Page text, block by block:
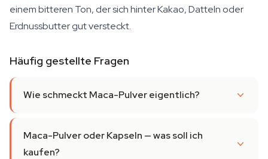
einem bitteren Ton, der sich hinter Kakao, Datteln oder
Erdnussbutter gut versteckt.
Häufig gestellte Fragen
Wie schmeckt Maca-Pulver eigentlich?
Maca-Pulver oder Kapseln — was soll ich
kaufen?